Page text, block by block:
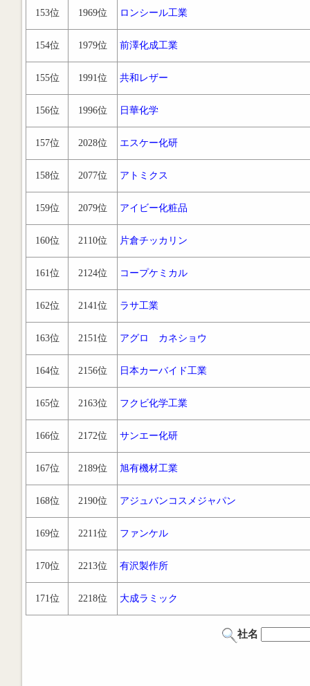
153位 1969位 ロンシール工業
154位 1979位 前澤化成工業
155位 1991位 共和レザー
156位 1996位 日華化学
157位 2028位 エスケー化研
158位 2077位 アトミクス
159位 2079位 アイビー化粧品
160位 2110位 片倉チッカリン
161位 2124位 コープケミカル
162位 2141位 ラサ工業
163位 2151位 アグロ カネショウ
164位 2156位 日本カーバイド工業
165位 2163位 フクビ化学工業
166位 2172位 サンエー化研
167位 2189位 旭有機材工業
168位 2190位 アジュバンコスメジャパン
169位 2211位 ファンケル
170位 2213位 有沢製作所
171位 2218位 大成ラミック
社名